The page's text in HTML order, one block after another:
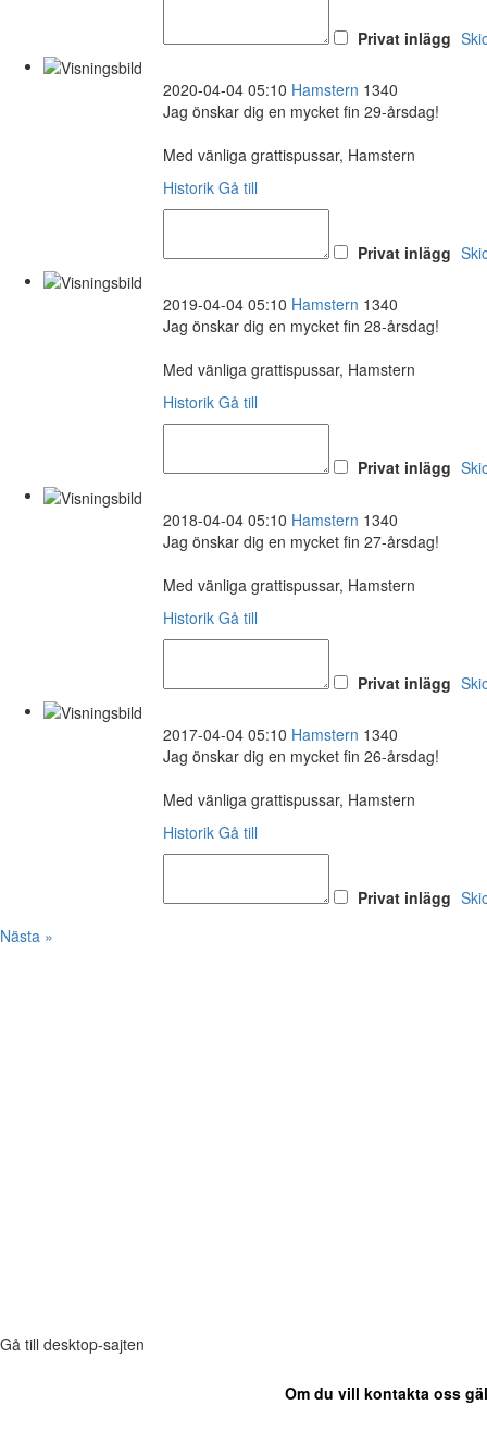
Privat inlägg
2020-04-04 05:10 Hamstern 1340
Jag önskar dig en mycket fin 29-årsdag!
Med vänliga grattispussar, Hamstern
Historik Gå till
Privat inlägg
2019-04-04 05:10 Hamstern 1340
Jag önskar dig en mycket fin 28-årsdag!
Med vänliga grattispussar, Hamstern
Historik Gå till
Privat inlägg
2018-04-04 05:10 Hamstern 1340
Jag önskar dig en mycket fin 27-årsdag!
Med vänliga grattispussar, Hamstern
Historik Gå till
Privat inlägg
2017-04-04 05:10 Hamstern 1340
Jag önskar dig en mycket fin 26-årsdag!
Med vänliga grattispussar, Hamstern
Historik Gå till
Privat inlägg
Nästa »
Gå till desktop-sajten
Om du vill kontakta oss